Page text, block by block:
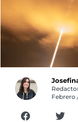
Febrero